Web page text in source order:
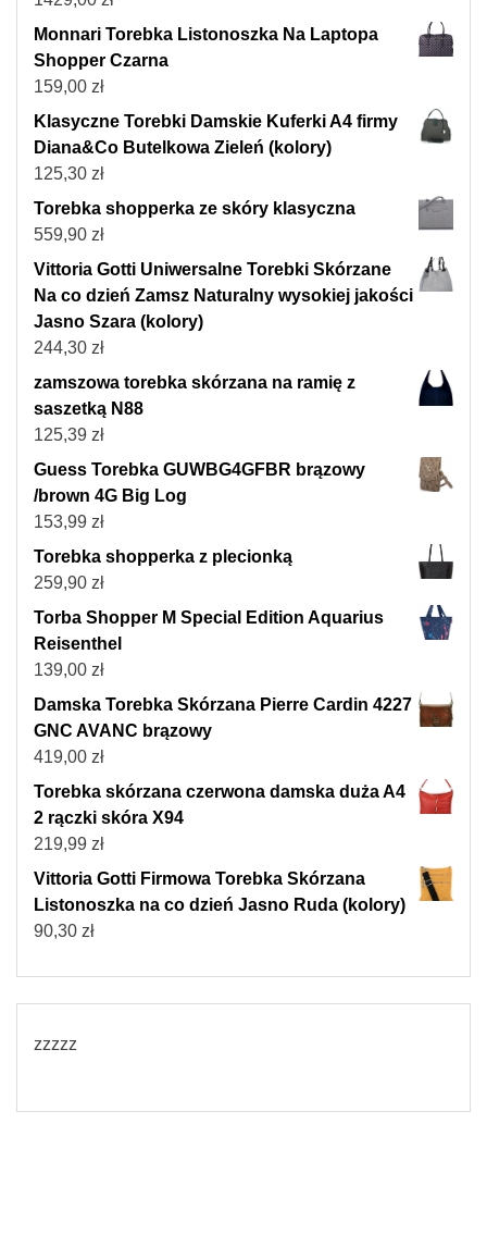
Monnari Torebka Listonoszka Na Laptopa
Shopper Czarna
159,00 zł
Klasyczne Torebki Damskie Kuferki A4 firmy
Diana&Co Butelkowa Zieleń (kolory)
125,30 zł
Torebka shopperka ze skóry klasyczna
559,90 zł
Vittoria Gotti Uniwersalne Torebki Skórzane
Na co dzień Zamsz Naturalny wysokiej jakości
Jasno Szara (kolory)
244,30 zł
zamszowa torebka skórzana na ramię z
saszetką N88
125,39 zł
Guess Torebka GUWBG4GFBR brązowy
/brown 4G Big Log
153,99 zł
Torebka shopperka z plecionką
259,90 zł
Torba Shopper M Special Edition Aquarius
Reisenthel
139,00 zł
Damska Torebka Skórzana Pierre Cardin 4227
GNC AVANC brązowy
419,00 zł
Torebka skórzana czerwona damska duża A4
2 rączki skóra X94
219,99 zł
Vittoria Gotti Firmowa Torebka Skórzana
Listonoszka na co dzień Jasno Ruda (kolory)
90,30 zł
zzzzz